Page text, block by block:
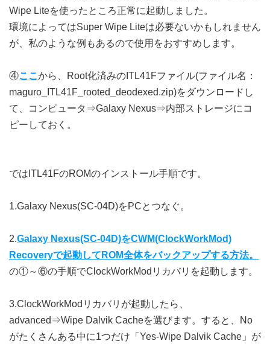
Wipe Liteを使ったところ正常に起動しました。
環境によってはSuper Wipe Liteは必要ないかもしれません
が、私のような例もあるので使用をおすすめします。
④ここ から、Root化済みのITL41Fファイル(ファイル名：
maguro_ITL41F_rooted_deodexed.zip)をダウンロードし
て、コンピュータ⇒Galaxy Nexus⇒内部ストレージにコ
ピーしておく。
ではITL41FのROMのインストール手順です。
1.Galaxy Nexus(SC-04D)をPCとつなぐ。
2.Galaxy Nexus(SC-04D)をCWM(ClockWorkMod)
Recoveryで起動してROM全体をバックアップする方法。
の①～⑥の手順でClockWorkModリカバリを起動します。
3.ClockWorkModリカバリが起動したら、
advanced⇒Wipe Dalvik Cacheを選びます。すると、No
がたくさんある中に1つだけ「Yes-Wipe Dalvik Cache」が